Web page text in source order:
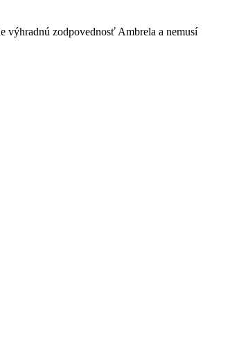
výhradnú zodpovednosť Ambrela a nemusí